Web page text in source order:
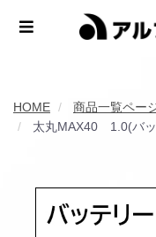
HOME 商品一覧ペー
太丸MAX40 1.0(バ